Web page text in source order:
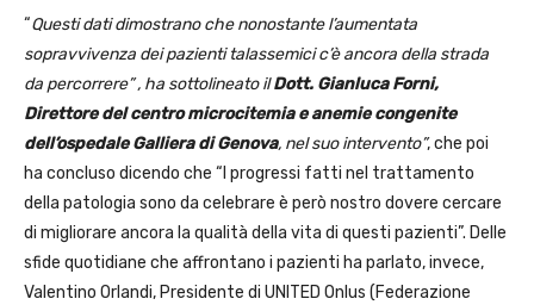
“Questi dati dimostrano che nonostante l’aumentata
sopravvivenza dei pazienti talassemici c’è ancora della strada
da percorrere” , ha sottolineato ilDott. Gianluca Forni,
Direttore del centro microcitemia e anemie congenite
dell’ospedale Galliera di Genova, nel suo intervento”, che poi
ha concluso dicendo che “I progressi fatti nel trattamento
della patologia sono da celebrare è però nostro dovere cercare
di migliorare ancora la qualità della vita di questi pazienti”. Delle
sfide quotidiane che affrontano i pazienti ha parlato, invece,
Valentino Orlandi, Presidente di UNITED Onlus (Federazione